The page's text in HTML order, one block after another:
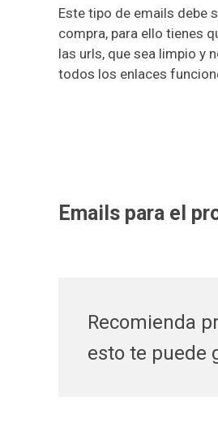
Este tipo de emails debe
compra, para ello tienes
las urls, que sea limpio y
todos los enlaces
Emails para el
Recomienda
esto te puede